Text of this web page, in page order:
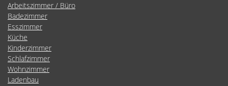
Arbeitszimmer / Büro
Badezimmer
Esszimmer
Küche
Kinderzimmer
Schlafzimmer
Wohnzimmer
Ladenbau